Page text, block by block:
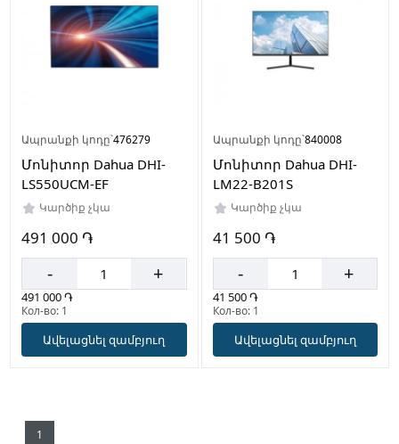
Ապրանքի կոդը՝476279
Մոնիտոր Dahua DHI-
LS550UCM-EF
Կարծիք չկա
491 000 ֏
- +
491 000 ֏
Кол-во: 1
Ավելացնել զամբյուղ
Ապրանքի կոդը՝840008
Մոնիտոր Dahua DHI-
LM22-B201S
Կարծիք չկա
41 500 ֏
- +
41 500 ֏
Кол-во: 1
Ավելացնել զամբյուղ
1